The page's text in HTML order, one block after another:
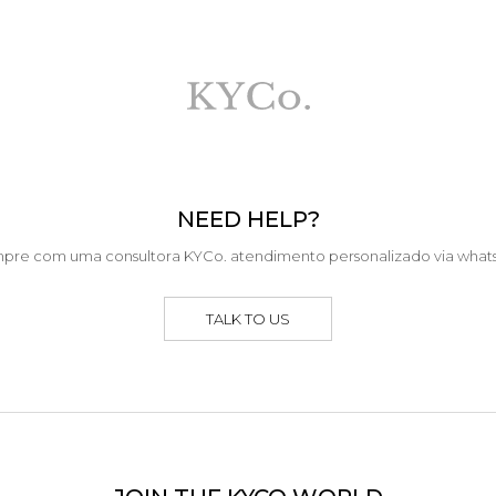
NEED HELP?
com uma consultora KYCo. atendimento personalizado via
TALK TO US